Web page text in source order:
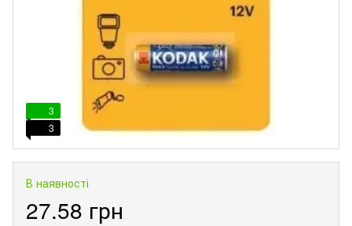
3
3
В наявності
27.58 грн